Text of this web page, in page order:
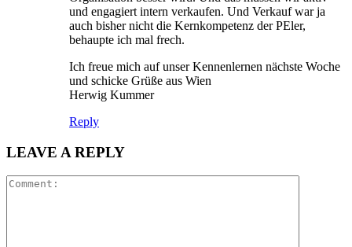
und engagiert intern verkaufen. Und Verkauf war ja
auch bisher nicht die Kernkompetenz der PEler,
behaupte ich mal frech.
Ich freue mich auf unser Kennenlernen nächste Woche
und schicke Grüße aus Wien
Herwig Kummer
Reply
LEAVE A REPLY